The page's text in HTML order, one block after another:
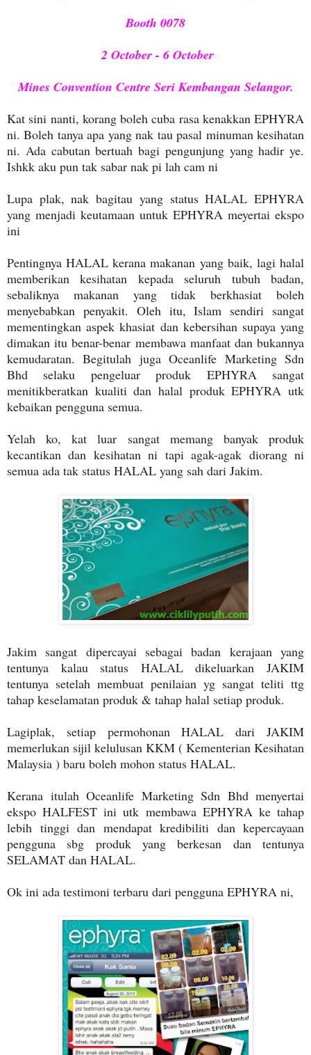
Booth 0078
2 October - 6 October
Mines Convention Centre Seri Kembangan Selangor.
Kat sini nanti, korang boleh cuba rasa kenakkan EPHYRA
ni. Boleh tanya apa yang nak tau pasal minuman kesihatan
ni. Ada cabutan bertuah bagi pengunjung yang hadir ye.
Ishkk aku pun tak sabar nak pi lah cam ni
Lupa plak, nak bagitau yang status HALAL EPHYRA
yang menjadi keutamaan untuk EPHYRA meyertai ekspo
ini
Pentingnya HALAL kerana makanan yang baik, lagi halal
memberikan kesihatan kepada seluruh tubuh badan,
sebaliknya makanan yang tidak berkhasiat boleh
menyebabkan penyakit. Oleh itu, Islam sendiri sangat
mementingkan aspek khasiat dan kebersihan supaya yang
dimakan itu benar-benar membawa manfaat dan bukannya
kemudaratan. Begitulah juga Oceanlife Marketing Sdn
Bhd selaku pengeluar produk EPHYRA sangat
menitikberatkan kualiti dan halal produk EPHYRA utk
kebaikan pengguna semua.
Yelah ko, kat luar sangat memang banyak produk
kecantikan dan kesihatan ni tapi agak-agak diorang ni
semua ada tak status HALAL yang sah dari Jakim.
Jakim sangat dipercayai sebagai badan kerajaan yang
tentunya kalau status HALAL dikeluarkan JAKIM
tentunya setelah membuat penilaian yg sangat teliti ttg
tahap keselamatan produk & tahap halal setiap produk.
Lagiplak, setiap permohonan HALAL dari JAKIM
memerlukan sijil kelulusan KKM ( Kementerian Kesihatan
Malaysia ) baru boleh mohon status HALAL.
Kerana itulah Oceanlife Marketing Sdn Bhd menyertai
ekspo HALFEST ini utk membawa EPHYRA ke tahap
lebih tinggi dan mendapat kredibiliti dan kepercayaan
pengguna sbg produk yang berkesan dan tentunya
SELAMAT dan HALAL.
Ok ini ada testimoni terbaru dari pengguna EPHYRA ni,